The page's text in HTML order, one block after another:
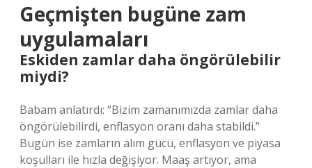
Geçmişten bugüne zam
uygulamaları
Eskiden zamlar daha öngörülebilir
miydi?
Babam anlatırdı: “Bizim zamanımızda zamlar daha
öngörülebilirdi, enflasyon oranı daha stabildi.”
Bugün ise zamların alım gücü, enflasyon ve piyasa
koşulları ile hızla değişiyor. Maaş artıyor, ama